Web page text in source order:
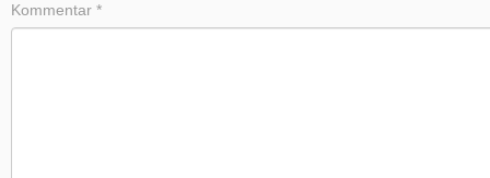
Kommentar *